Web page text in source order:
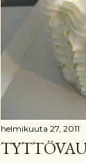
helmikuuta 27, 2011